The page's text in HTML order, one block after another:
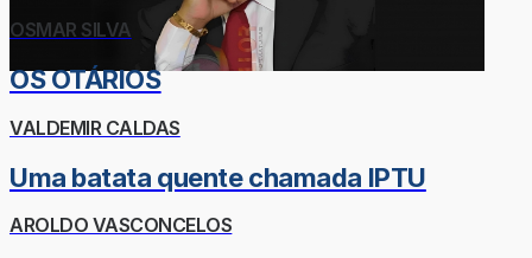
OSMAR SILVA
OS OTÁRIOS
VALDEMIR CALDAS
Uma batata quente chamada IPTU
AROLDO VASCONCELOS